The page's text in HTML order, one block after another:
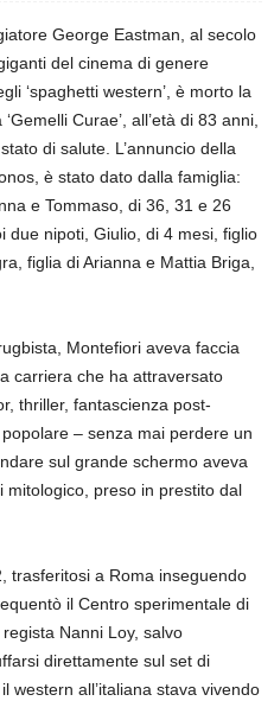
George Eastman, al secolo
del cinema di genere
‘spaghetti western’, è morto la
Curae’, all’età di 83 anni,
di salute. L’annuncio della
è stato dato dalla famiglia:
e Tommaso, di 36, 31 e 26
due nipoti, Giulio, di 4 mesi, figlio
figlia di Arianna e Mattia Briga,
Montefiori aveva faccia
carriera che ha attraversato
thriller, fantascienza post-
– senza mai perdere un
sul grande schermo aveva
preso in prestito dal
trasferitosi a Roma inseguendo
il Centro sperimentale di
Nanni Loy, salvo
direttamente sul set di
western all’italiana stava vivendo